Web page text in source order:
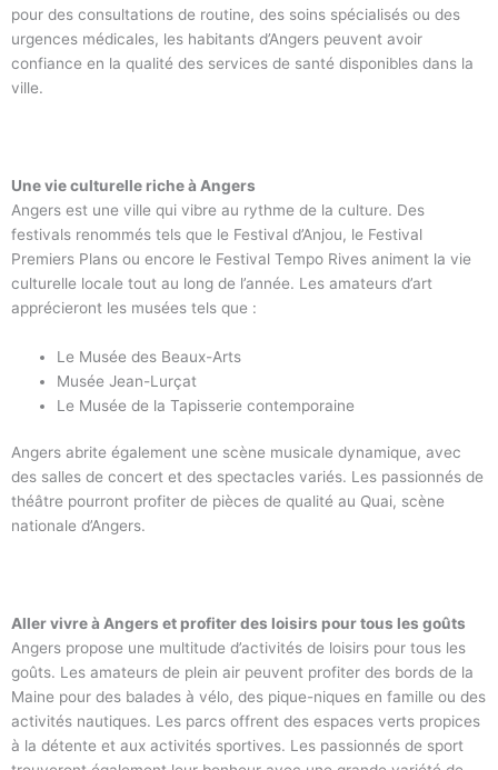
pour des consultations de routine, des soins spécialisés ou des
urgences médicales, les habitants d’Angers peuvent avoir
confiance en la qualité des services de santé disponibles dans la
ville.
Une vie culturelle riche à Angers
Angers est une ville qui vibre au rythme de la culture. Des
festivals renommés tels que le Festival d’Anjou, le Festival
Premiers Plans ou encore le Festival Tempo Rives animent la vie
culturelle locale tout au long de l’année. Les amateurs d’art
apprécieront les musées tels que :
Le Musée des Beaux-Arts
Musée Jean-Lurçat
Le Musée de la Tapisserie contemporaine
Angers abrite également une scène musicale dynamique, avec
des salles de concert et des spectacles variés. Les passionnés de
théâtre pourront profiter de pièces de qualité au Quai, scène
nationale d’Angers.
Aller vivre à Angers et profiter des loisirs pour tous les goûts
Angers propose une multitude d’activités de loisirs pour tous les
goûts. Les amateurs de plein air peuvent profiter des bords de la
Maine pour des balades à vélo, des pique-niques en famille ou des
activités nautiques. Les parcs offrent des espaces verts propices
à la détente et aux activités sportives. Les passionnés de sport